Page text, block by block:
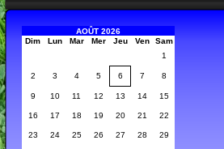
AOÛT 2026
Dim
Lun Mar Mer Jeu Ven Sam
1
2 3 4 5 6 7 8
9 10 11 12 13 14 15
16 17 18 19 20 21 22
23 24 25 26 27 28 29